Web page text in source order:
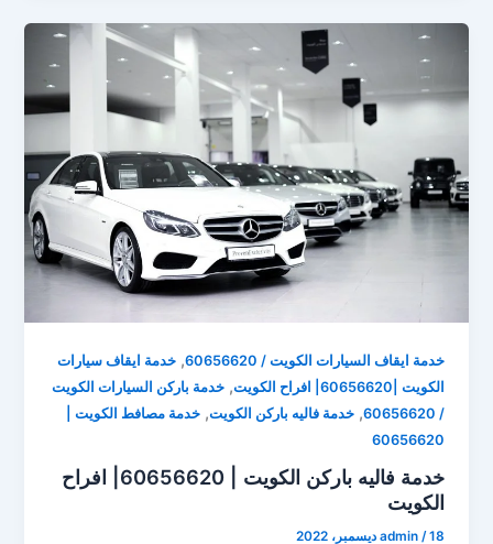
خدمة ايقاف السيارات الكويت / 60656620 ,خدمة ايقاف سيارات
الكويت |60656620| افراح الكويت
,خدمة باركن السيارات الكويت
/ 60656620
,خدمة فاليه باركن الكويت,خدمة مصافط الكويت |
60656620
خدمة فاليه باركن الكويت | 60656620| افراح
الكويت
admin /18 ديسمبر، 2022